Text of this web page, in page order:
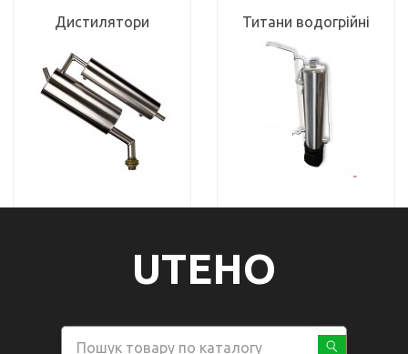
Дистилятори Титани водогрійні
UTEHO